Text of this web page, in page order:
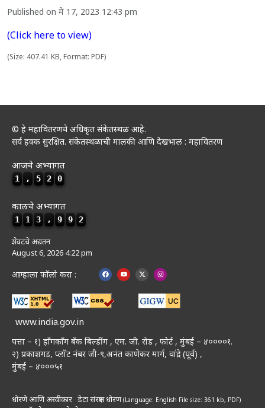
Published on मे 17, 2023 12:43 pm
(Click here to view)
(Size: 407.41 KB, Format: PDF)
© हे महावितरणचे अधिकृत संकेतस्थळ आहे.
सर्व हक्क सुरक्षित. संकेतस्थळाची मालकी आणि देखभाल : महावितरण
आजचे अभ्यागत
1 , 5 2 0
कालचे अभ्यागत
1 1 3 , 9 9 2
शेवटचे अद्यतन
August 6, 2026 4:22 pm
आम्हाला फॉलो करा :
www.india.gov.in
पत्ता – १) हॉंगकॉंग बँक बिल्डींग , एम. जी. रोड , फोर्ट , मुंबई – ४००००१.
२) प्रकाशगड, प्लॉट नंबर जी-९,अनंत काणेकर मार्ग, वांद्रे (पूर्व) ,
मुंबई – ४०००५१
धोरणे आणि अस्वीकार डेटा संरक्षण धोरण(Language: English File size: 361 kb, PDF)